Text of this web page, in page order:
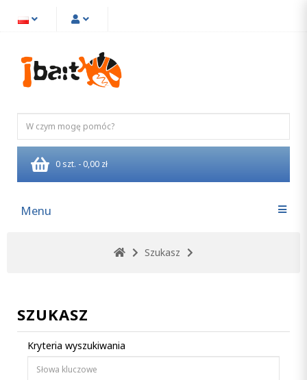
0 szt. - 0,00 zł
Menu
Szukasz
SZUKASZ
Kryteria wyszukiwania